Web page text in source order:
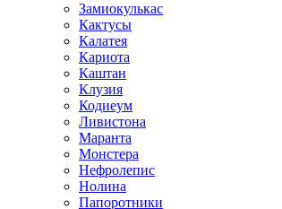
Замиокулькас
Кактусы
Калатея
Кариота
Каштан
Клузия
Кодиеум
Ливистона
Маранта
Монстера
Нефролепис
Нолина
Папоротники